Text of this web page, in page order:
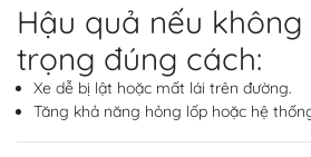
Hậu quả nếu
trọng đúng cách:
Xe dễ bị lật hoặc mất lái trên đường.
Tăng khả năng hỏng lốp hoặc hệ